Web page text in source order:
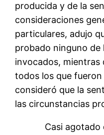
producida y de la
consideraciones
particulares, adujo
probado ninguno de
invocados, mientras
todos los que fueron
consideró que la
las circunstancias
Casi agotado